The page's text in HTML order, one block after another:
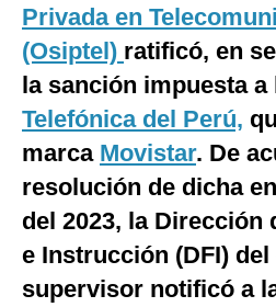
Mundo
EEUU
México
Internacional
Tecnología
Privada en
(Osiptel) ratificó, en
la sanción impuesta a
Telefónica del Perú,
marca Movistar. De
resolución de dicha
del 2023, la Dirección
e Instrucción (DFI)
supervisor notificó a